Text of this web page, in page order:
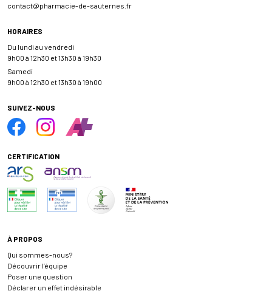
contact@pharmacie-de-sauternes.fr
HORAIRES
Du lundi au vendredi
9h00 à 12h30 et 13h30 à 19h30
Samedi
9h00 à 12h30 et 13h30 à 19h00
SUIVEZ-NOUS
CERTIFICATION
À PROPOS
Qui sommes-nous?
Découvrir l’équipe
Poser une question
Déclarer un effet indésirable